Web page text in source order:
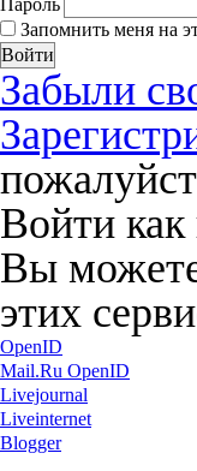
Пароль
Запомнить меня на
Забыли
Войти как
Вы
этих
OpenID
Mail.Ru OpenID
Livejournal
Liveinternet
Blogger